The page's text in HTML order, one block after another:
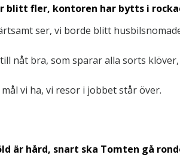
blitt fler, kontoren har bytts i
ser, vi borde blitt
nåt bra, som sparar alla sorts klöver,
vi ha, vi resor i jobbet står över.
är hård, snart ska Tomten gå